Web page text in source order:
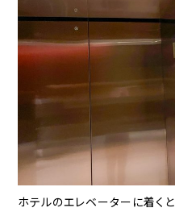
ホテルのエレベーターに着く